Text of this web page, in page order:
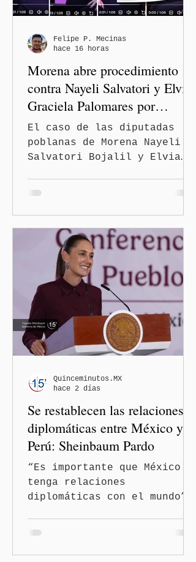
prioritarias, fortalecer la
condiciones de seguridad de
las familias poblanas, en e
Morena abre procedimiento
contra Nayeli Salvatori y Elvia
Graciela Palomares por
discriminación y burlas
El caso de las diputadas
poblanas de Morena Nayeli
Salvatori Bojalil y Elvia
partido. La Comisión
Nacional de Honestidad y
Justicia (CNHJ) de Morena
inició formalmente un
procedimiento sancionador
de oficio contra ambas
legisladoras por las
expresiones realizadas en
el podcast DesCasadas,
luego de que sus
señalados como
discriminatorios hacia
hombres y personas adultas
mayores.
Felipe P. Mecinas
hace 16 horas
Se restablecen las relaciones
diplomáticas entre México y
Perú: Sheinbaum Pardo
“Es importante que México
tenga relaciones
diplomáticas con el mundo”,
Sheinbaum Pardo anunció el
Quinceminutos.MX
hace 2 días